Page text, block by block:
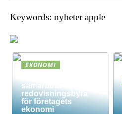
Keywords: nyheter apple
EKONOMI
samarbeta med en
redovisningsbyrå
för företagets
ekonomi